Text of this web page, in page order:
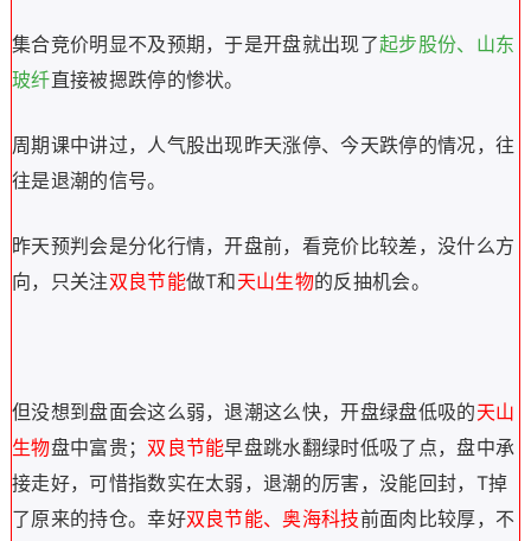
集合竞价明显不及预期，于是开盘就出现了起步股份、山东
玻纤直接被摁跌停的惨状。
周期课中讲过，人气股出现昨天涨停、今天跌停的情况，往
往是退潮的信号。
昨天预判会是分化行情，开盘前，看竞价比较差，没什么方
向，只关注双良节能做T和天山生物的反抽机会。
但没想到盘面会这么弱，退潮这么快，开盘绿盘低吸的天山
生物盘中富贵； 双良节能早盘跳水翻绿时低吸了点，盘中承
接走好，可惜指数实在太弱，退潮的厉害，没能回封，T掉
了原来的持仓。幸好双良节能、奥海科技前面肉比较厚，不